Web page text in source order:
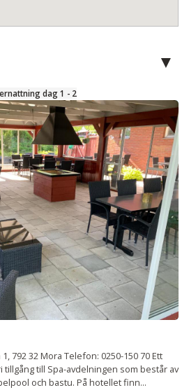
dag 1 - 2
792 32 Mora Telefon: 0250-150 70 Ett
tillgång till Spa-avdelningen som består av
och bastu. På hotellet finn...